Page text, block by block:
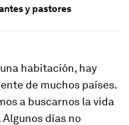
y pastores
habitación, hay
de muchos países.
a buscarnos la vida
días no